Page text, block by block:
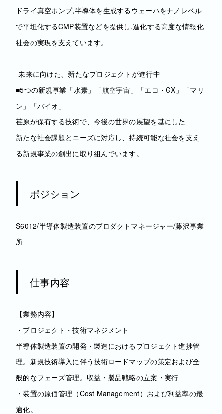
ドライ真空ポンプ,半導体を生成するウェーハをナノレベル
で平坦化するCMP装置などを提供し,進化する高度な情報化
社会の実現を支えています。
‐未来に向けた、新たなプロジェクトが進行中‐
■5つの新規事業「水素」「航空宇宙」「エコ・GX」「マリ
ン」「バイオ」
荏原が保有する技術で、今後の世界の展望を基にした
新たな社会課題とニーズに対応し、持続可能な社会を支え
る新規事業の創出に取り組んでいます。
ポジション
S6012/半導体製造装置のプロダクトマネージャー/藤沢事業
所
仕事内容
【業務内容】
・プロジェクト・技術マネジメント
半導体製造装置の開発・製造におけるプロジェクト進捗管
理。新規技術導入に伴う技術ロードマップの策定および全
般的なフェーズ管理。収益・製品戦略の立案・実行
・装置の原価管理（Cost Management）および利益率の最
適化。